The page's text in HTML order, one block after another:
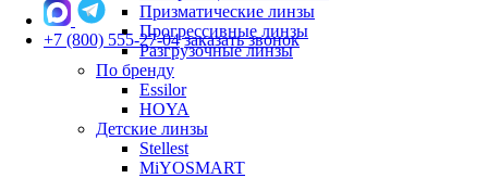
Призматические линзы
Прогрессивные линзы
Разгрузочные линзы
По бренду
Essilor
HOYA
Детские линзы
Stellest
MiYOSMART
+7 (800) 555-27-04 заказать звонок